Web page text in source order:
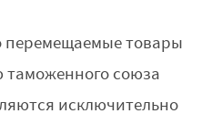
перемещаемые товары
союза
исключительно